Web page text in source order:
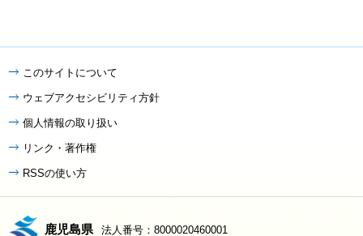
このサイトについて
ウェブアクセシビリティ方針
個人情報の取り扱い
リンク・著作権
RSSの使い方
鹿児島県 法人番号：8000020460001